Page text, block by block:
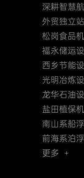
深耕智慧
外贸独立
松岗食品
福永储运
西乡节能
光明冶炼
龙华石油
盐田植保
南山系船
前海系泊
更多 +